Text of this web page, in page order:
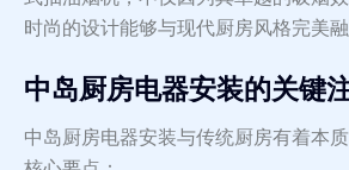
时尚的设计能够与现代厨房风格完美融
中岛厨房电器安装的关键
中岛厨房电器安装与传统厨房有着本